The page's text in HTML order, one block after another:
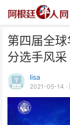
第四届全
分选手风采
lisa
2021-05-14
第四届全球